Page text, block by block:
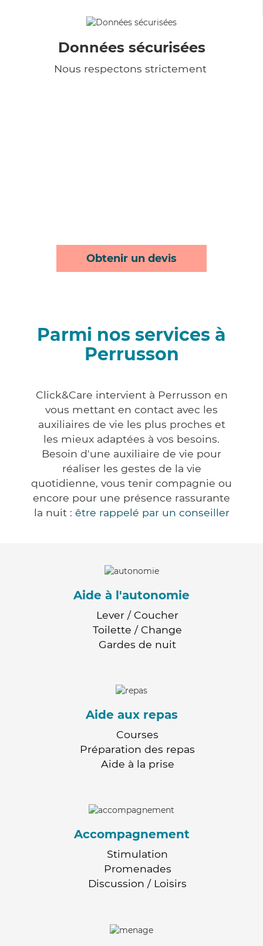
Données sécurisées
Nous respectons strictement
Obtenir un devis
Parmi nos services à
Perrusson
Click&Care intervient à Perrusson en
vous mettant en contact avec les
auxiliaires de vie les plus proches et
les mieux adaptées à vos besoins.
Besoin d'une auxiliaire de vie pour
réaliser les gestes de la vie
quotidienne, vous tenir compagnie ou
encore pour une présence rassurante
la nuit : être rappelé par un conseiller
Aide à l'autonomie
Lever / Coucher
Toilette / Change
Gardes de nuit
Aide aux repas
Courses
Préparation des repas
Aide à la prise
Accompagnement
Stimulation
Promenades
Discussion / Loisirs